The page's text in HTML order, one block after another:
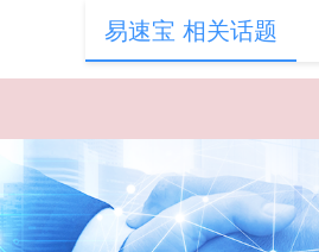
易速宝 相关话题